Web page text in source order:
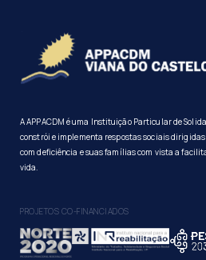
A APPACDM é uma Instituição Particular de
constrói e implementa respostas sociais
com deficiência e suas famílias com vista a
vida.
PROJETOS CO-FINANCIADOS